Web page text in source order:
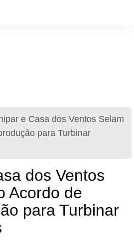
e Casa dos Ventos Selam
para Turbinar
dos Ventos
Acordo de
para Turbinar